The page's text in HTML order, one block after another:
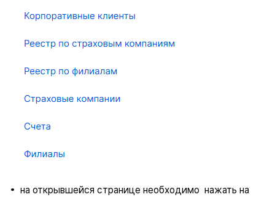
на открывшейся странице необходимо нажать на